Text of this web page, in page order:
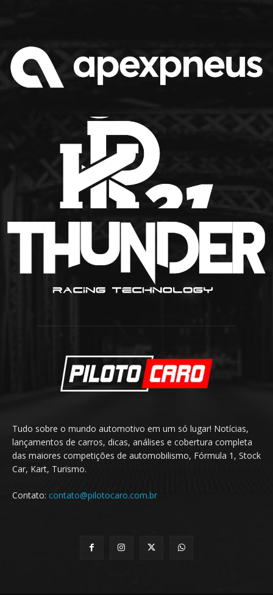
Tudo sobre o mundo automotivo em um só lugar! Notícias,
lançamentos de carros, dicas, análises e cobertura completa
das maiores competições de automobilismo, Fórmula 1, Stock
Car, Kart, Turismo.
Contato: contato@pilotocaro.com.br